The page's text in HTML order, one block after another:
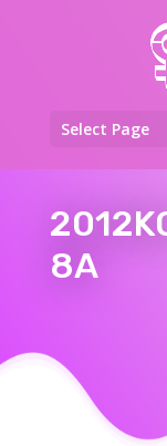
Select Page
8A